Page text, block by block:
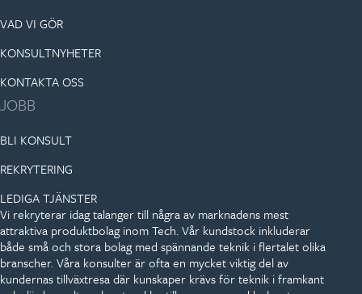
VAD VI GÖR
KONSULTNYHETER
KONTAKTA OSS
JOBB
BLI KONSULT
REKRYTERING
LEDIGA TJÄNSTER
Vi rekryterar idag talanger till några av marknadens mest
attraktiva produktbolag inom Tech. Vår kundstock inkluderar
både små och stora bolag med spännande teknik i flertalet olika
branscher. Våra konsulter är ofta en mycket viktig del av
kundernas tillväxtresa där kunskaper krävs för teknik i framkant